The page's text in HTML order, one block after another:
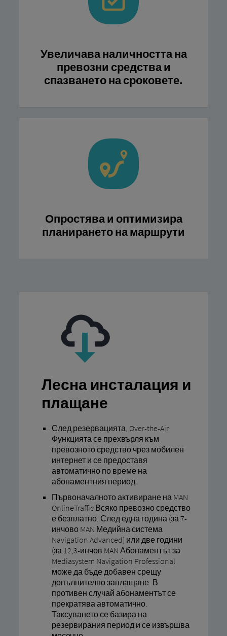
Увеличава наличността на
превозни средства и
спазването на сроковете.
Опростява и оптимизира
планирането на маршрути
Лесна инсталация и
плащане
След резервацията, Over-the-Air
Функцията се прехвърля към
превозното средство чрез мобилен
интернет и се предоставя
автоматично по време на
абонаментния период.
Първоначалното активиране на MAN
OnlineTraffic Всяко превозно средство
е безплатно. След една година (за 7-
инчово MAN Медийна система
Navigation Advanced) или две години
(за 12,3-инчов MAN Абонаментът за
Mediasystem Navigation Professional
може да бъде добавен срещу
допълнително заплащане. В
противен случай абонаментът се
прекратява автоматично.
Таксуването се базира на
резервирания период и се извършва